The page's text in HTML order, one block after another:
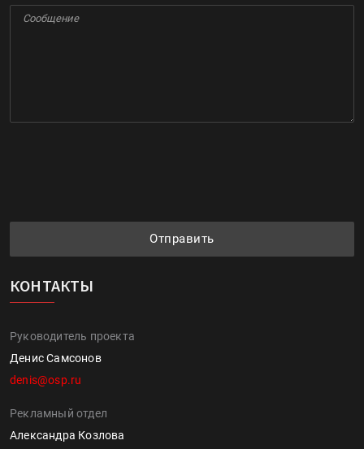
Отправить
КОНТАКТЫ
Руководитель проекта
Денис Самсонов
denis@osp.ru
Рекламный отдел
Александра Козлова